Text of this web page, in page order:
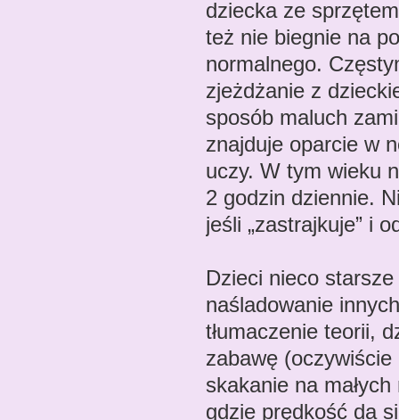
dziecka ze
też nie biegnie na
normalnego.
zjeżdżanie z
sposób maluch
znajduje oparcie w
uczy. W tym wieku
2 godzin dziennie.
jeśli „zastrajkuje” i
Dzieci nieco
naśladowanie
tłumaczenie teorii,
zabawę
skakanie na
gdzie prędkość da